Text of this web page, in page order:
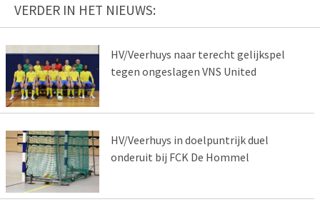
VERDER IN HET NIEUWS:
HV/Veerhuys naar terecht gelijkspel
tegen ongeslagen VNS United
HV/Veerhuys in doelpuntrijk duel
onderuit bij FCK De Hommel